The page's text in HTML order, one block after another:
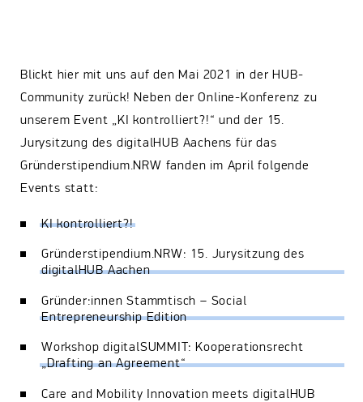
Blickt hier mit uns auf den Mai 2021 in der HUB-
Community zurück! Neben der Online-Konferenz zu
unserem Event „KI kontrolliert?!“ und der 15.
Jurysitzung des digitalHUB Aachens für das
Gründerstipendium.NRW fanden im April folgende
Events statt:
KI kontrolliert?!
Gründerstipendium.NRW: 15. Jurysitzung des
digitalHUB Aachen
Gründer:innen Stammtisch – Social
Entrepreneurship Edition
Workshop digitalSUMMIT: Kooperationsrecht
„Drafting an Agreement“
Care and Mobility Innovation meets digitalHUB